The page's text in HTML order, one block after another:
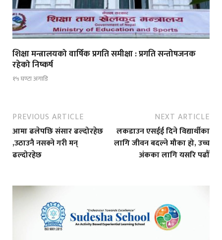
शिक्षा मन्त्रालयको वार्षिक प्रगति समीक्षा : प्रगति सन्तोषजनक
रहेको निष्कर्ष
१५ घण्टा अगाडि
PREVIOUS ARTICLE
आमा ढलेपछि संसार ढल्दोरहेछ
,उठाउनै नसक्ने गरी मन्
ढल्दोरहेछ
NEXT ARTICLE
लकडाउन एसईई दिने विद्यार्थीका
लागि जीवन बदल्ने मौका हो, उच्च
अंकका लागि यसरि पढौँ